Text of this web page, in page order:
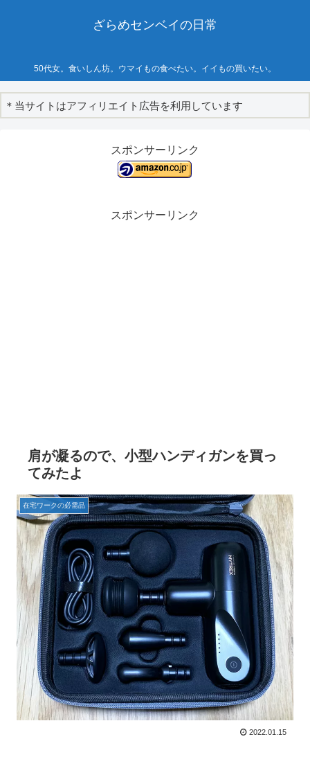
ざらめセンベイの日常
50代女。食いしん坊。ウマイもの食べたい。イイもの買いたい。
＊当サイトはアフィリエイト広告を利用しています
スポンサーリンク
スポンサーリンク
肩が凝るので、小型ハンディガンを買っ
てみたよ
在宅ワークの必需品
2022.01.15